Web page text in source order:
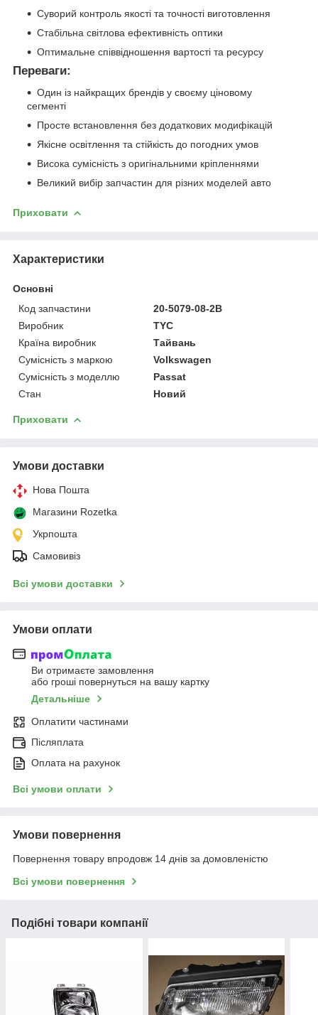
Суворий контроль якості та точності виготовлення
Стабільна світлова ефективність оптики
Оптимальне співвідношення вартості та ресурсу
Переваги:
Один із найкращих брендів у своєму ціновому
сегменті
Просте встановлення без додаткових модифікацій
Якісне освітлення та стійкість до погодних умов
Висока сумісність з оригінальними кріпленнями
Великий вибір запчастин для різних моделей авто
Приховати
Характеристики
Основні
Код запчастини
20-5079-08-2B
Виробник
TYC
Країна виробник
Тайвань
Сумісність з маркою
Volkswagen
Сумісність з моделлю
Passat
Стан
Новий
Приховати
Умови доставки
Нова Пошта
Магазини Rozetka
Укрпошта
Самовивіз
Всі умови доставки
Умови оплати
Ви отримаєте замовлення
або гроші повернуться на вашу картку
Детальніше
Оплатити частинами
Післяплата
Оплата на рахунок
Всі умови оплати
Умови повернення
Повернення товару впродовж 14 днів за домовленістю
Всі умови повернення
Подібні товари компанії